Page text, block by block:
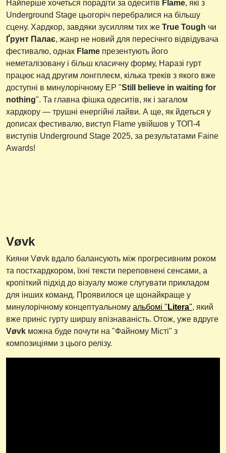
Найперше хочеться порадіти за одеситів Flame, які з
Underground Stage цьогоріч перебралися на більшу
сцену. Хардкор, завдяки зусиллям тих же True Tough чи
Ґрунт Палає, жанр не новий для пересічнго відвідувача
фестивалю, однак Flame презентують його
неметалізовану і більш класичну форму, Наразі гурт
працює над другим лонгплеєм, кілька треків з якого вже
доступні в минулорічному EP "Still believe in waiting for
nothing". Та главна фішка одеситів, як і загалом
хардкору — трушні енергійні лайви. А ще, як йдеться у
дописах фестивалю, виступ Flame увійшов у ТОП-4
виступів Underground Stage 2025, за результатами Faine
Awards!
Vøvk
Кияни Vøvk вдало балансують між прогресивним роком
та постхардкором, їхні тексти переповнені сенсами, а
кропіткий підхід до візуалу може слугувати прикладом
для інших команд. Проявилося це щонайкраще у
минулорічному концептуальному альбомі " Litera", який
вже приніс гурту ширшу впізнаваність. Отож, уже вдруге
Vøvk можна буде почути на "Файному Місті" з
композиціями з цього релізу.